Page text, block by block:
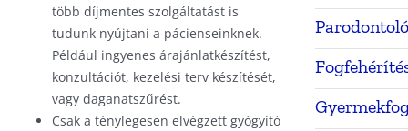
több díjmentes szolgáltatást is
tudunk nyújtani a pácienseinknek.
Például ingyenes árajánlatkészítést,
konzultációt, kezelési terv készítését,
vagy daganatszűrést.
Csak a ténylegesen elvégzett gyógyító